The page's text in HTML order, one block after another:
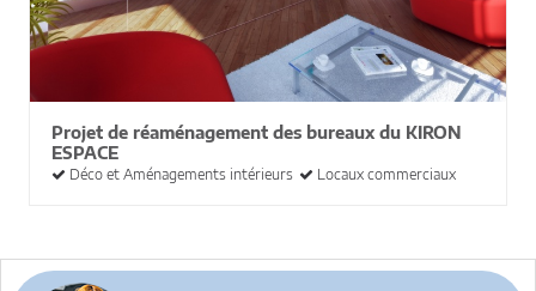
Projet de réaménagement des bureaux du KIRON
ESPACE
Déco et Aménagements intérieurs Locaux commerciaux